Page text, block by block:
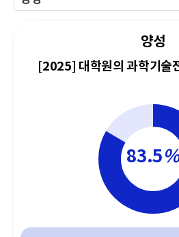
양성
[2025] 대학원의 과학기술
83.5%